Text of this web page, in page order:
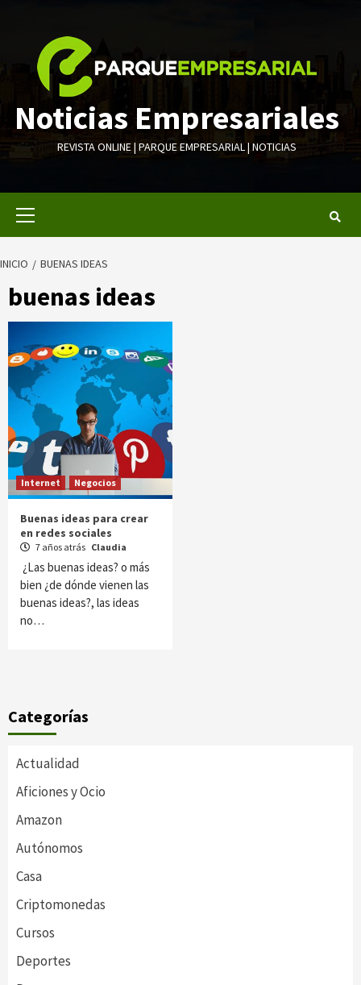
contenido
Noticias Empresariales
REVISTA ONLINE | PARQUE EMPRESARIAL | NOTICIAS
INICIO BUENAS IDEAS
buenas ideas
Internet Negocios
Buenas ideas para crear
en redes sociales
7 años atrás Claudia
¿Las buenas ideas? o más
bien ¿de dónde vienen las
buenas ideas?, las ideas
no…
Categorías
Actualidad
Aficiones y Ocio
Amazon
Autónomos
Casa
Criptomonedas
Cursos
Deportes